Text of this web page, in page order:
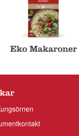
Eko Makaroner